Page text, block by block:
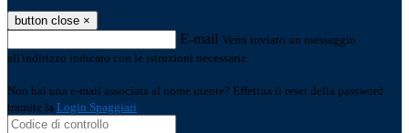
button close ×
E-mail Verrà inviato un messaggio
all'indirizzo indicato con le istruzioni necessarie.
Non hai una e-mail associata al nome utente? Effettua il reset della password
tramite la Login Spaggiari